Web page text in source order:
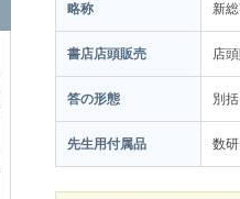
略称 新
書店店頭販売 店
答の形態 別
先生用付属品 数